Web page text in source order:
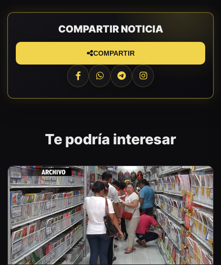
COMPARTIR NOTICIA
COMPARTIR
Te podría interesar